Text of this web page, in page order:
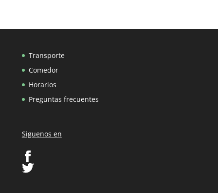
Transporte
Comedor
Horarios
Preguntas frecuentes
Siguenos en